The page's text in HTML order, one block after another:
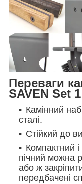
Переваги
SAVEN Set
Камінний
сталі.
Стійкий до
Компактний і
пічний можна
або ж
передбачені